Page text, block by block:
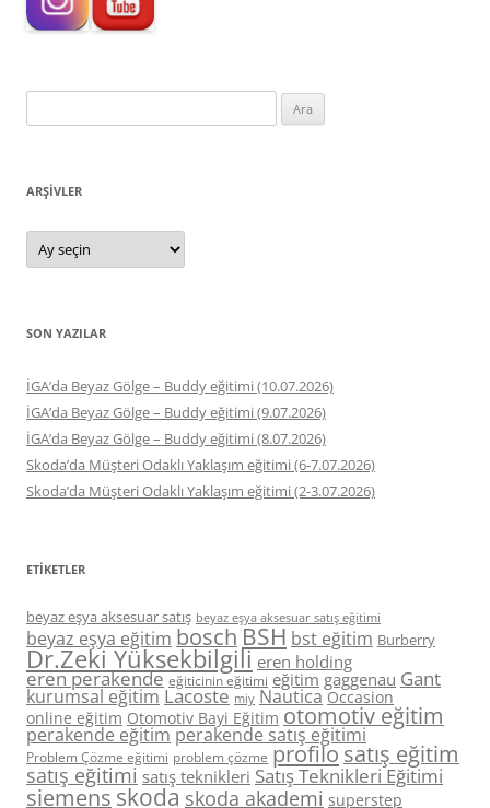
ARŞIVLER
Arşivler
SON YAZILAR
İGA’da Beyaz Gölge – Buddy eğitimi (10.07.2026)
İGA’da Beyaz Gölge – Buddy eğitimi (9.07.2026)
İGA’da Beyaz Gölge – Buddy eğitimi (8.07.2026)
Skoda’da Müşteri Odaklı Yaklaşım eğitimi (6-7.07.2026)
Skoda’da Müşteri Odaklı Yaklaşım eğitimi (2-3.07.2026)
ETIKETLER
beyaz eşya aksesuar satış beyaz eşya aksesuar satış eğitimi
beyaz eşya eğitim boschBSH bst eğitim Burberry
Dr.Zeki Yüksekbilgili eren holding
eren perakende eğiticinin eğitimi eğitim gaggenau Gant
kurumsal eğitim Lacoste miy Nautica Occasion
online eğitim Otomotiv Bayi Eğitim otomotiv eğitim
perakende eğitim perakende satış eğitimi
Problem Çözme eğitimi problem çözme profilo satış eğitim
satış eğitimi satış teknikleri Satış Teknikleri Eğitimi
siemens skoda skoda akademi superstep